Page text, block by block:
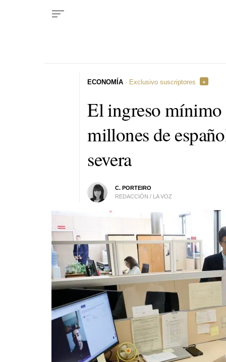
El ingreso
millones de
severa
C. PORTEIRO
REDACCIÓN / LA VOZ
ECONOMÍA · Exclusivo suscriptores